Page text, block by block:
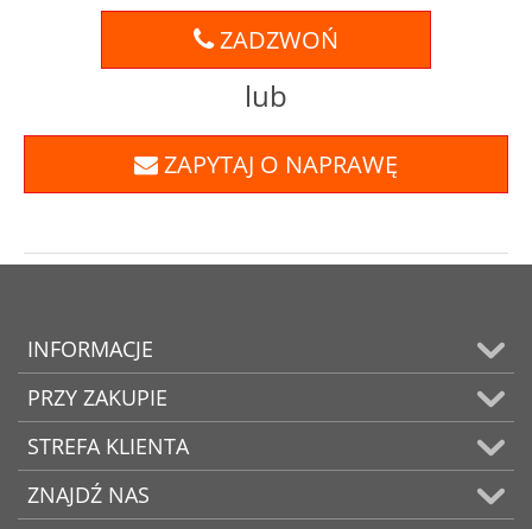
ZADZWOŃ
lub
ZAPYTAJ O NAPRAWĘ
INFORMACJE
PRZY ZAKUPIE
STREFA KLIENTA
ZNAJDŹ NAS